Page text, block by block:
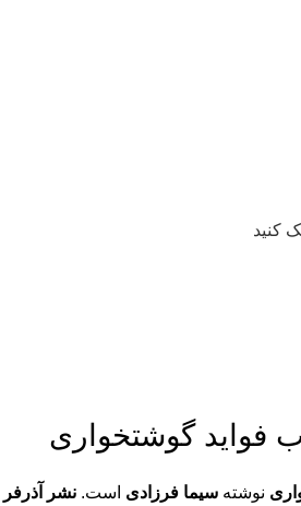
کنید
فواید گوشتخواری
نوشته سیما فرزادی است. نشر آذرفر